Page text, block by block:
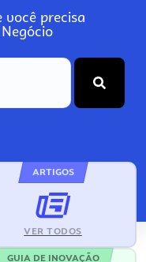
você precisa
ARTIGOS
VER TODOS
GUIA DE INOVAÇÃO